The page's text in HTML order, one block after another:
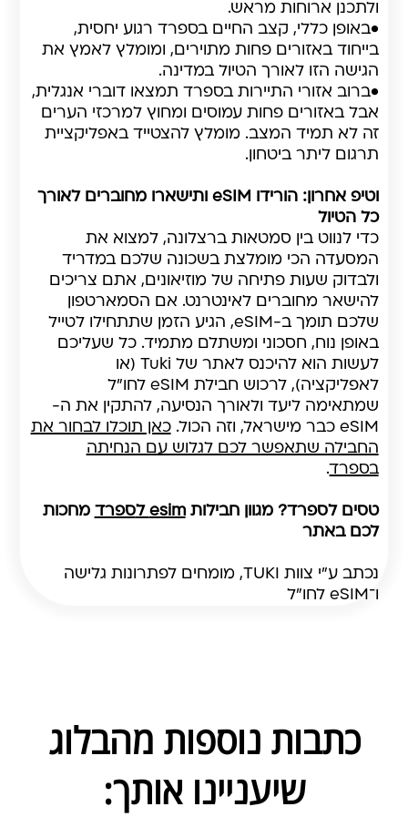
ולתכנן ארוחות מראש.
•באופן כללי, קצב החיים בספרד רגוע יחסית,
בייחוד באזורים פחות מתוירים, ומומלץ לאמץ את
הגישה הזו לאורך הטיול במדינה.
•ברוב אזורי התיירות בספרד תמצאו דוברי אנגלית,
אבל באזורים פחות עמוסים ומחוץ למרכזי הערים
זה לא תמיד המצב. מומלץ להצטייד באפליקציית
תרגום ליתר ביטחון.
וטיפ אחרון: הורידו eSIM ותישארו מחוברים לאורך
כל הטיול
כדי לנווט בין סמטאות ברצלונה, למצוא את
המסעדה הכי מומלצת בשכונה שלכם במדריד
ולבדוק שעות פתיחה של מוזיאונים, אתם צריכים
להישאר מחוברים לאינטרנט. אם הסמארטפון
שלכם תומך ב-eSIM, הגיע הזמן שתתחילו לטייל
באופן נוח, חסכוני ומשתלם מתמיד. כל שעליכם
לעשות הוא להיכנס לאתר של Tuki (או
לאפליקציה), לרכוש חבילת eSIM לחו"ל
שמתאימה ליעד ולאורך הנסיעה, להתקין את ה-
eSIM כבר מישראל, וזה הכול.
כאן תוכלו לבחור את
החבילה שתאפשר לכם לגלוש עם הנחיתה
בספרד.
טסים לספרד? מגוון חבילותesim ל ספרד מחכות
לכם באתר
נכתב ע"י צוות TUKI, מומחים לפתרונות גלישה
ו־eSIM לחו"ל
כתבות נוספות מהבלוג
שיעניינו אותך: